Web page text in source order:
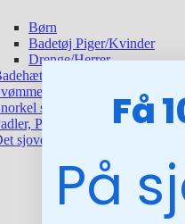
Børn
Badetøj Piger/Kvinder
Drenge/Herrer
sæt og finner
Plader & Pullbuoy
sjove tilbehør
Få
På